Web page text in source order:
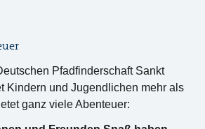
Pfadfinderschaft Sankt
Kindern und Jugendlichen mehr als
ganz viele Abenteuer: